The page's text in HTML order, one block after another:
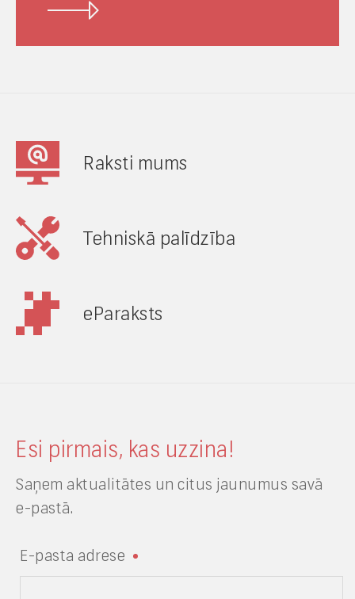
Raksti mums
Tehniskā palīdzība
eParaksts
Esi pirmais, kas uzzina!
Saņem aktualitātes un citus jaunumus savā
e-pastā.
E-pasta adrese